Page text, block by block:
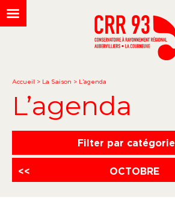
Accueil > La Saison > L’agenda
L’agenda
Filter par catégorie
<< OCTOBRE